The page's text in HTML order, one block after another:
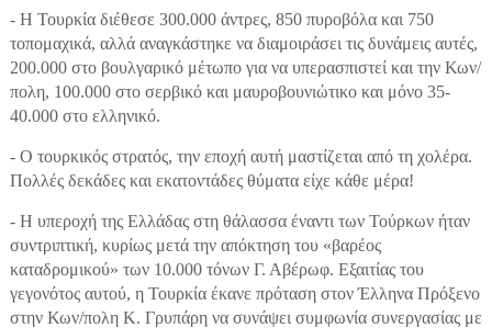
- Η Τουρκία διέθεσε 300.000 άντρες, 850 πυροβόλα και 750
τοπομαχικά, αλλά αναγκάστηκε να διαμοιράσει τις δυνάμεις αυτές,
200.000 στο βουλγαρικό μέτωπο για να υπερασπιστεί και την Κων/
πολη, 100.000 στο σερβικό και μαυροβουνιώτικο και μόνο 35-
40.000 στο ελληνικό.
- Ο τουρκικός στρατός, την εποχή αυτή μαστίζεται από τη χολέρα.
Πολλές δεκάδες και εκατοντάδες θύματα είχε κάθε μέρα!
- Η υπεροχή της Ελλάδας στη θάλασσα έναντι των Τούρκων ήταν
συντριπτική, κυρίως μετά την απόκτηση του «βαρέος
καταδρομικού» των 10.000 τόνων Γ. Αβέρωφ. Εξαιτίας του
γεγονότος αυτού, η Τουρκία έκανε πρόταση στον Έλληνα Πρόξενο
στην Κων/πολη Κ. Γρυπάρη να συνάψει συμφωνία συνεργασίας με